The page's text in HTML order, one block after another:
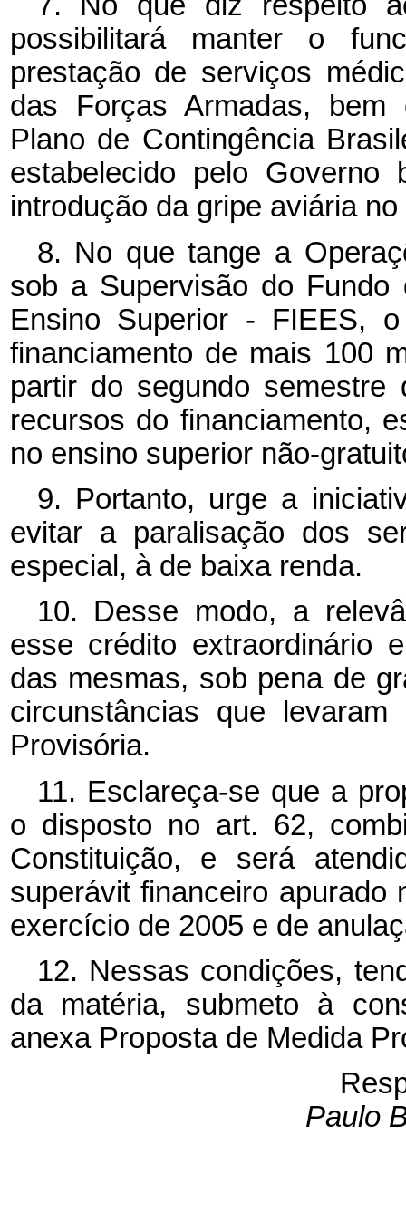
possibilitará manter o
prestação de serviços
das Forças Armadas, bem
Plano de Contingência
estabelecido pelo Governo
introdução da gripe aviária
8. No que tange a
sob a Supervisão do Fundo
Ensino Superior - FIEES,
financiamento de mais 100
partir do segundo
recursos do financiamento,
no ensino superior não-
9. Portanto, urge a
evitar a paralisação dos
especial, à de baixa renda.
10. Desse modo, a
esse crédito extraordinário
das mesmas, sob pena de
circunstâncias que
Provisória.
11. Esclareça-se que a
o disposto no art. 62,
Constituição, e será
superávit financeiro apurado
exercício de 2005 e de
12. Nessas condições,
da matéria, submeto à
anexa Proposta de Medida
Paulo